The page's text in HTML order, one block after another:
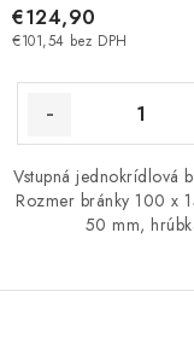
€101,54 bez DPH
€124,90
Vstupná jednokrídlová
Rozmer bránky 100 x
50 mm,